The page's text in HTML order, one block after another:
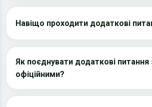
Навіщо проходити додаткові
Як поєднувати додаткові питання
офіційними?